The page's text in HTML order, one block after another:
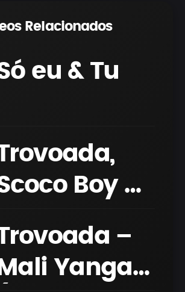
Relacionados
eu & Tu
Boy &
me mimar –
Mali Yanga